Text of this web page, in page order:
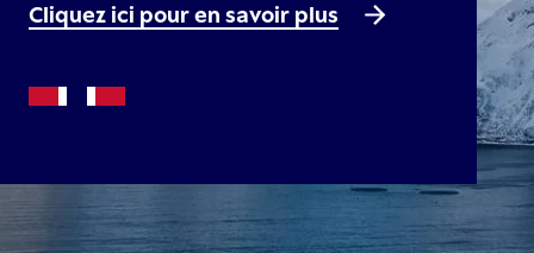
Cliquez ici pour en savoir plus